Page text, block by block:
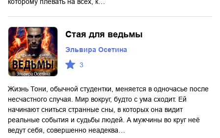
Стая для ведьмы
Эльвира Осетина
3
Жизнь Тони, обычной студентки, меняется в одночасье после
несчастного случая. Мир вокруг, будто с ума сходит. Ей
начинают сниться странные сны, в которых она видит
реальные события и судьбы людей. А мужчины во круг неё
ведут себя, совершенно неадеква…